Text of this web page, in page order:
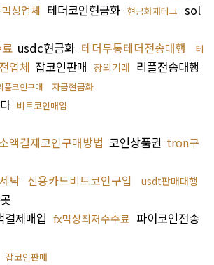
싱업체 테더코인현금화 현금화재테크 sol
usdc현금화 테더무통테더전송대행
테
업체 잡코인판매 장외거래 리플전송대행
플코인구매 자금현금화
비트코인매입
소액결제코인구매방법 코인상품권 tron구
탁 신용카드비트코인구입 usdt판매대행
결제매입 fx믹싱최저수수료 파이코인전송
잡코인판매